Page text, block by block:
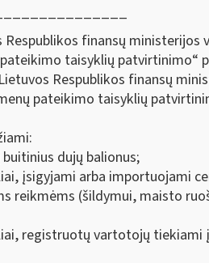
finansų ministerijos
taisyklių patvirtinimo“
Respublikos finansų
pateikimo taisyklių
dujų balionus;
įsigyjami arba
reikmėms (šildymui, maisto
registruotų vartotojų